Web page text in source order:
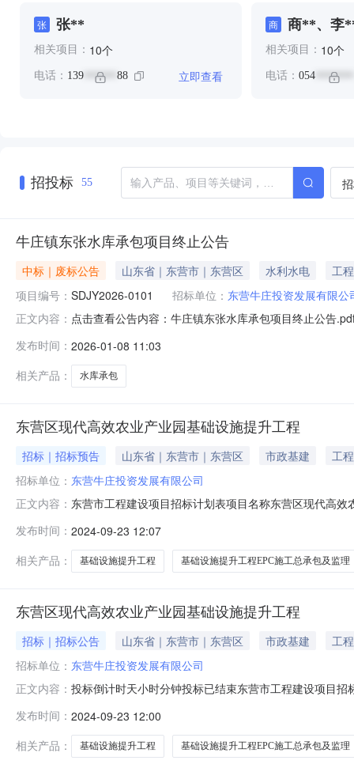
张 张**
相关项目： 10个
电话： 139 ****** 88 立即查看
商 商**、李
相关项目： 10个
电话： 054*******
招投标 55
牛庄镇东张水库承包项目终止公告
中标｜废标公告 山东省｜东营市｜东营区 水利水电
工程
项目编号： SDJY2026-0101 招标单位： 东营牛庄投资发展有限公
正文内容： 点击查看公告内容：牛庄镇东张水库承包项目终止公告
发布时间： 2026-01-08 11:03
相关产品：
水库承包
东营区现代高效农业产业园基础设施提升工程
招标｜招标预告 山东省｜东营市｜东营区 市政基建
工程
招标单位： 东营牛庄投资发展有限公司
正文内容： 东营市工程建设项目招标计划表项目名称东营区现代高
EPC施工总承包及监理本项目采用EPC施工总承包。一
生产照明设施、分拣包装及生产附属设施，完善
发布时间： 2024-09-23 12:07
相关产品：
基础设施提升工程 基础设施提升工程EPC施工总承包及监理
东营区现代高效农业产业园基础设施提升工程
招标｜招标公告 山东省｜东营市｜东营区 市政基建
工程
招标单位： 东营牛庄投资发展有限公司
正文内容： 投标倒计时天小时分钟投标已结束东营市工程建设项目
高效农业产业园基础设施提升工程EPC施工总承包及监
修整清理；三是新修生产路，配套生产照明设施
发布时间： 2024-09-23 12:00
相关产品：
基础设施提升工程 基础设施提升工程EPC施工总承包及监理